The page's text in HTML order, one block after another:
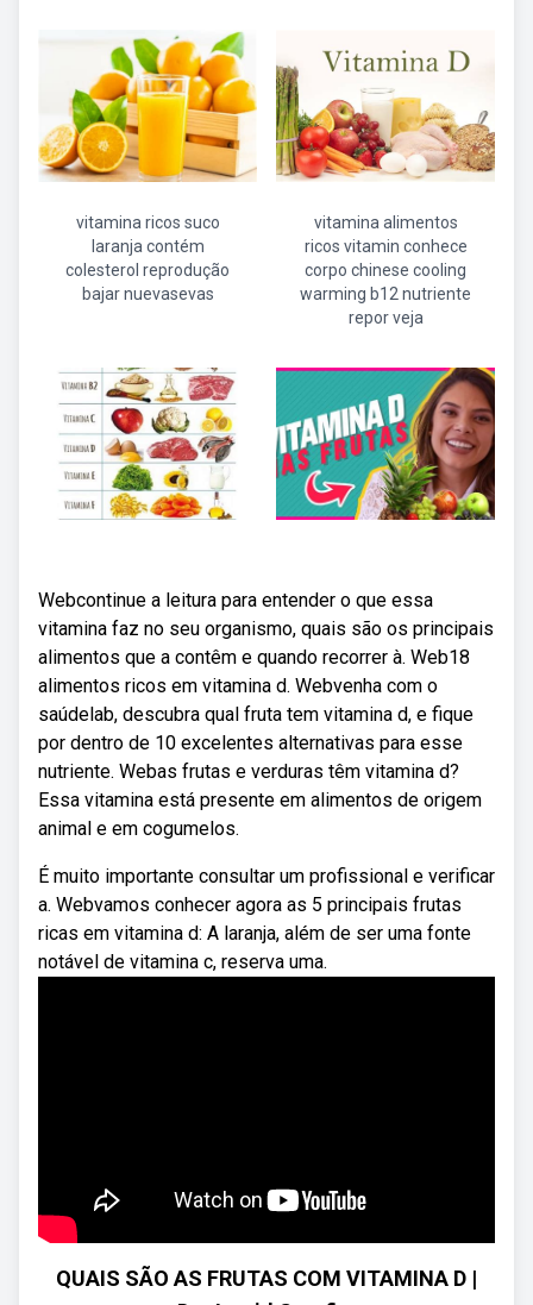
vitamina ricos suco
laranja contém
colesterol reprodução
bajar nuevasevas
vitamina alimentos
ricos vitamin conhece
corpo chinese cooling
warming b12 nutriente
repor veja
Webcontinue a leitura para entender o que essa
vitamina faz no seu organismo, quais são os principais
alimentos que a contêm e quando recorrer à. Web18
alimentos ricos em vitamina d. Webvenha com o
saúdelab, descubra qual fruta tem vitamina d, e fique
por dentro de 10 excelentes alternativas para esse
nutriente. Webas frutas e verduras têm vitamina d?
Essa vitamina está presente em alimentos de origem
animal e em cogumelos.
É muito importante consultar um profissional e verificar
a. Webvamos conhecer agora as 5 principais frutas
ricas em vitamina d: A laranja, além de ser uma fonte
notável de vitamina c, reserva uma.
QUAIS SÃO AS FRUTAS COM VITAMINA D |